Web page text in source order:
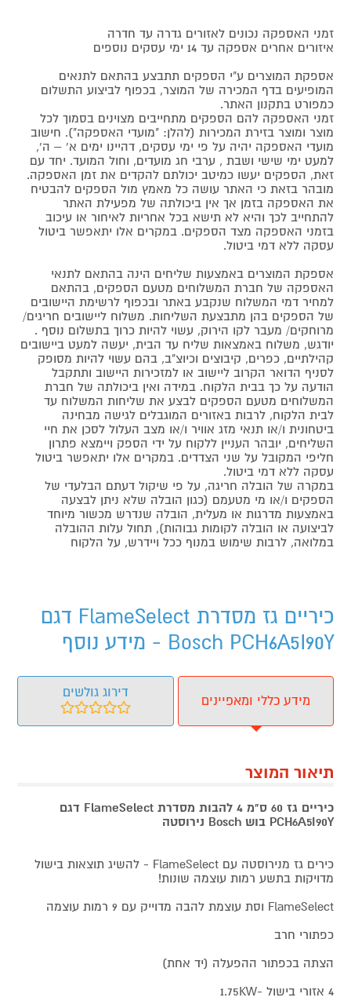
זמני האספקה נכונים לאזורים גדרה עד חדרה
איזורים אחרים אספקה עד 14 ימי עסקים נוספים
אספקת המוצרים ע"י הספקים תתבצע בהתאם לתנאים
המופיעים בדף המכירה של המוצר, בכפוף לביצוע התשלום
כמפורט בתקנון האתר.
זמני האספקה להם הספקים מתחייבים מצוינים בסמוך לכל
מוצר ומוצר בזירת המכירות (להלן: "מועדי האספקה"). חישוב
מועדי האספקה יהיה על פי ימי עסקים, דהיינו ימים א' – ה',
למעט ימי שישי ושבת , ערבי חג מועדים, וחול המועד. יחד עם
זאת, הספקים יעשו כמיטב יכולתם להקדים את זמן האספקה.
מובהר בזאת כי האתר עושה כל מאמץ מול הספקים להבטיח
את האספקה בזמן אך אין ביכולתה של מפעילת האתר
להתחייב לכך והיא לא תישא בכל אחריות לאיחור או עיכוב
בזמני האספקה מצד הספקים. במקרים אלו יתאפשר ביטול
עסקה ללא דמי ביטול.
אספקת המוצרים באמצעות שליחים הינה בהתאם לתנאי
האספקה של חברת המשלוחים מטעם הספקים, בהתאם
למחיר דמי המשלוח שנקבע באתר ובכפוף לרשימת היישובים
של הספקים בהן מתבצעת השליחות. משלוח ליישובים חריגים/
מרוחקים/ מעבר לקו הירוק, עשוי להיות כרוך בתשלום נוסף .
יודגש, משלוח באמצאות שליח עד הבית, יעשה למעט ביישובים
קהילתיים, כפרים, קיבוצים וכיוצ"ב, בהם עשוי להיות מסופק
לסניף הדואר הקרוב ליישוב או למזכירות היישוב ותתקבל
הודעה על כך בבית הלקוח. במידה ואין ביכולתה של חברת
המשלוחים מטעם הספקים לבצע את שליחות המשלוח עד
לבית הלקוח, לרבות באזורים המוגבלים לגישה מבחינה
ביטחונית ו/או תנאי מזג אוויר ו/או מצב העלול לסכן את חיי
השליחים, יובהר העניין ללקוח על ידי הספק ויימצא פתרון
חליפי המקובל על שני הצדדים. במקרים אלו יתאפשר ביטול
עסקה ללא דמי ביטול.
במקרה של הובלה חריגה, על פי שיקול דעתם הבלעדי של
הספקים ו/או מי מטעמם (כגון הובלה שלא ניתן לבצעה
באמצעות מדרגות או מעלית, הובלה שנדרש מכשור מיוחד
לביצועה או הובלה לקומות גבוהות), תחול עלות ההובלה
במלואה, לרבות שימוש במנוף ככל ויידרש, על הלקוח
כיריים גז מסדרת FlameSelect דגם
Bosch PCH6A5I90Y - מידע נוסף
מידע כללי ומאפיינים
דירוג גולשים
תיאור המוצר
כיריים גז 60 ס"מ 4 להבות מסדרת FlameSelect דגם
PCH6A5I90Y בוש Bosch נירוסטה
כירים גז מנירוסטה עם FlameSelect - להשיג תוצאות בישול
מדויקות בתשע רמות עוצמה שונות!
FlameSelect וסת עוצמת להבה מדוייק עם 9 רמות עוצמה
כפתורי חרב
הצתה בכפתור ההפעלה (יד אחת)
4 אזורי בישול -1.75KW